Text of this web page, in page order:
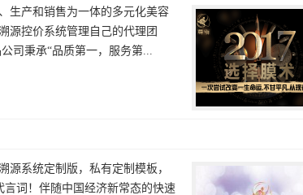
生产和销售为一体的多元化美容
源控价系统管理自己的代理团
司秉承“品质第一，服务第...
源系统定制版，私有定制模板，
词！伴随中国经济新常态的快速